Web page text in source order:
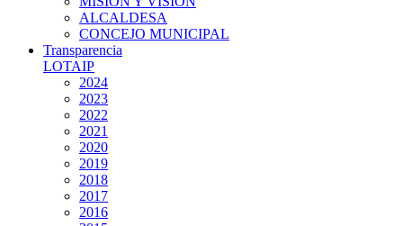
ALCALDESA
CONCEJO MUNICIPAL
Transparencia
LOTAIP
2024
2023
2022
2021
2020
2019
2018
2017
2016